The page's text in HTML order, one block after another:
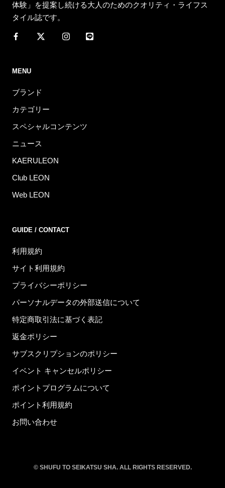
体験」を提案し続ける大人のためのクオリティ・ライフス
タイル誌です。
MENU
ブランド
カテゴリー
スペシャルコンテンツ
ニュース
KAERULEON
Club LEON
Web LEON
GUIDE / CONTACT
利用規約
サイト利用規約
プライバシーポリシー
パーソナルデータの外部送信について
特定商取引法に基づく表記
返金ポリシー
サブスクリプションのポリシー
イベント キャンセルポリシー
ポイントプログラムについて
ポイント利用規約
お問い合わせ
© SHUFU TO SEIKATSU SHA. ALL RIGHTS RESERVED.